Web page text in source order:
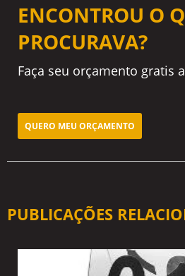
ENCONTROU O
PROCURAVA?
Faça seu orçamento gratis
QUERO MEU ORÇAMENTO
PUBLICAÇÕES